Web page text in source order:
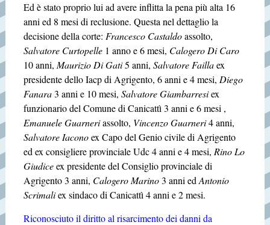
Ed è stato proprio lui ad avere inflitta la pena più alta 16
anni ed 8 mesi di reclusione. Questa nel dettaglio la
decisione della corte: Francesco Castaldoassolto,
Salvatore Curtopelle1 anno e 6 mesi, Calogero Di Caro
10 anni, Maurizio Di Gati5 anni, Salvatore Faillaex
presidente dello Iacp di Agrigento, 6 anni e 4 mesi, Diego
Fanara3 anni e 10 mesi, Salvatore Giambarresiex
funzionario del Comune di Canicattì 3 anni e 6 mesi ,
Emanuele Guarneriassolto, Vincenzo Guarneri4 anni,
Salvatore Iaconoex Capo del Genio civile di Agrigento
ed ex consigliere provinciale Udc 4 anni e 4 mesi, Rino Lo
Giudiceex presidente del Consiglio provinciale di
Agrigento 3 anni, Calogero Marino3 anni ed Antonio
Scrimaliex sindaco di Canicattì 4 anni e 2 mesi.
Riconosciuto il diritto al risarcimento dei danni da